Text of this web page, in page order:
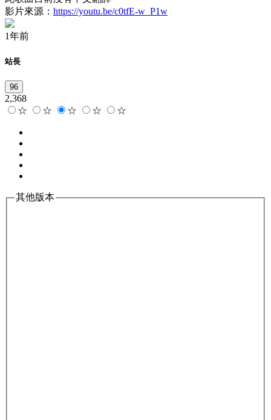
影片來源： https://youtu.be/c0tfE-w_P1w
1年前
站長
96
2,368
☆
☆ ☆ ☆ ☆
其他版本